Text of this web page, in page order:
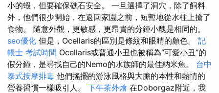
小的蝦，但要確保礁石安全。 一旦選擇了洞穴，除了飼料
外，他們很少開始，在返回家園之前，短暫地從水柱上搶了
食物。 隨意外觀，更敏感，更昂貴的分鍾小醜是相同的。
seo優化 但是，Ocellaris的區別是條紋和眼睛的顏色。 記
帳士 考試時間 Ocellaris或普通小丑也被稱為“可愛小丑”的
假分鐘，是尋找自己的Nemo的水族師的最佳納米魚。 台中
泰式按摩排毒 他們搖擺的游泳風格與大膽的本性和熱情的
營養習慣一樣吸引人。 下午茶外燴 在Doborgaz附近，我